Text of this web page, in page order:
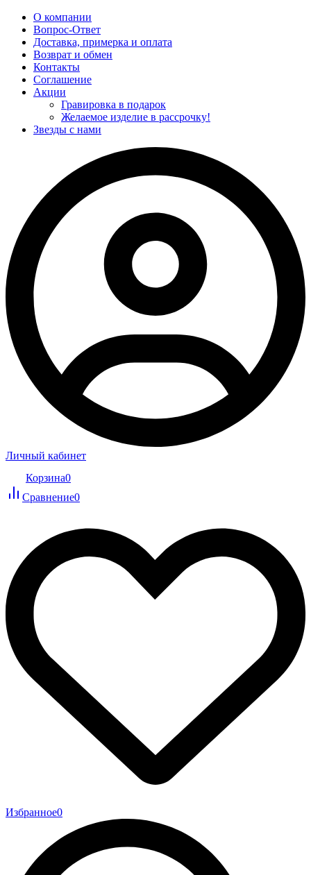
О компании
Вопрос-Ответ
Доставка, примерка и оплата
Возврат и обмен
Контакты
Соглашение
Акции
Гравировка в подарок
Желаемое изделие в рассрочку!
Звезды с нами
Личный кабинет
Корзина0
Сравнение0
Избранное0